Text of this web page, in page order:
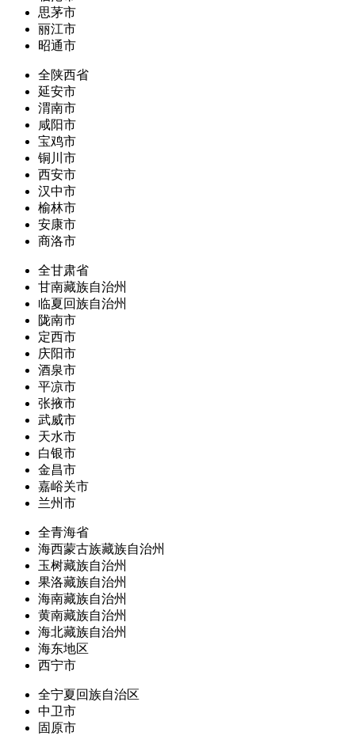
思茅市
丽江市
昭通市
全陕西省
延安市
渭南市
咸阳市
宝鸡市
铜川市
西安市
汉中市
榆林市
安康市
商洛市
全甘肃省
甘南藏族自治州
临夏回族自治州
陇南市
定西市
庆阳市
酒泉市
平凉市
张掖市
武威市
天水市
白银市
金昌市
嘉峪关市
兰州市
全青海省
海西蒙古族藏族自治州
玉树藏族自治州
果洛藏族自治州
海南藏族自治州
黄南藏族自治州
海北藏族自治州
海东地区
西宁市
全宁夏回族自治区
中卫市
固原市